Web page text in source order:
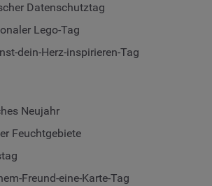
Datenschutztag
Lego-Tag
dein-Herz-inspirieren-Tag
Neujahr
Feuchtgebiete
Freund-eine-Karte-Tag